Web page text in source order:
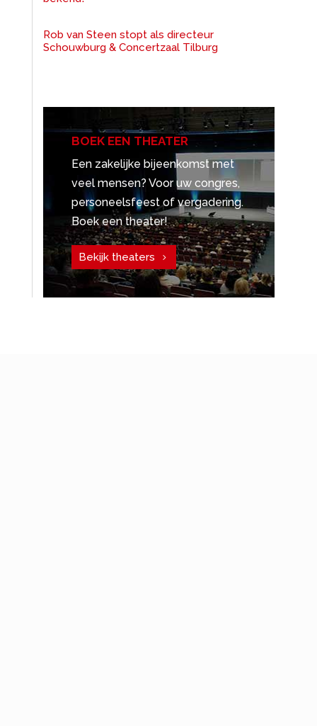
Rob van Steen stopt als directeur
Schouwburg & Concertzaal Tilburg
BOEK EEN THEATER
Een zakelijke bijeenkomst met
veel mensen? Voor uw congres,
personeelsfeest of vergadering.
Boek een theater!
Bekijk theaters